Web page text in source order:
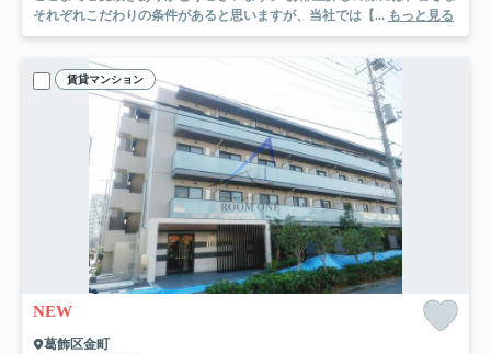
それぞれこだわりの条件があると思いますが、当社では【... もっと見る
賃貸マンション
NEW
葛飾区金町